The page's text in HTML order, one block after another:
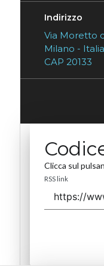
Indirizzo
Via Moretto
Milano - Italia
CAP 20133
Clicca sul
RSS link